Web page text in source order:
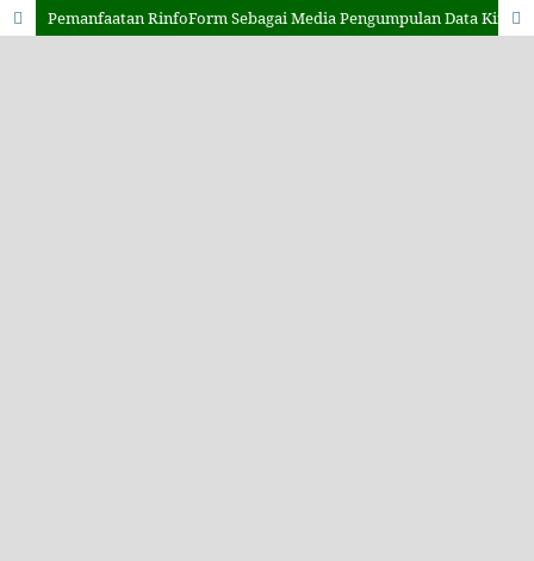
Pemanfaatan RinfoForm Sebagai Media Pengumpulan Data Kinerja Dosen